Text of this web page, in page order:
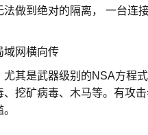
做到绝对的隔离， 一台连
网横向传
是武器级别的NSA方程式
挖矿病毒、木马等。有攻